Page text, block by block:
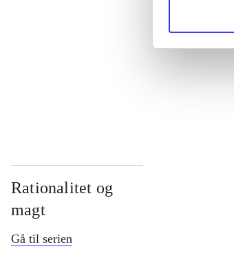
Rationalitet og
magt
Gå til serien